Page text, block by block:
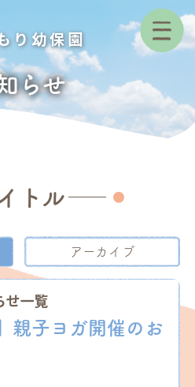
り幼保園
らせ
トル
アーカイブ
せ一覧
親子ヨガ開催のお